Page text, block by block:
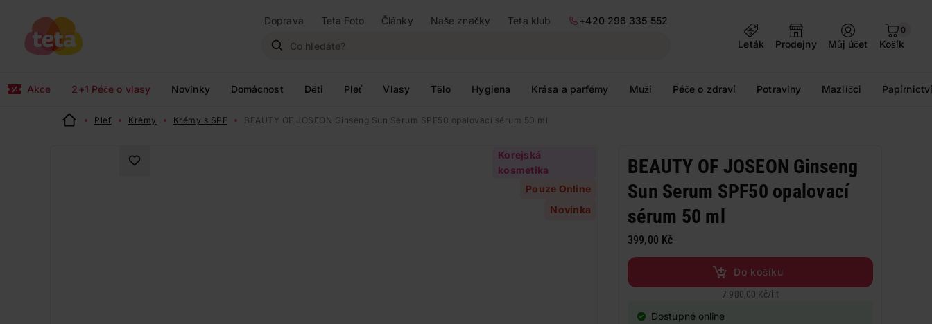
Doprava Teta Foto Články Naše značky Teta klub
+420 296 335 552
Leták
Prodejny Můj účet
0
Košík
Akce 2+1 Péče o vlasy Novinky Domácnost Děti Pleť Vlasy Tělo Hygiena Krása a parfémy Muži Péče o zdraví Potraviny Mazlíčci
Pleť Krémy Krémy s SPF BEAUTY OF JOSEON Ginseng Sun Serum SPF50 opalovací sérum 50 ml
Korejská
kosmetika
Pouze Online
Novinka
BEAUTY OF JOSEON Ginseng
Sun Serum SPF50 opalovací
sérum 50 ml
399,00 Kč
Do košíku
7 980,00 Kč/ lit
Dostupné online